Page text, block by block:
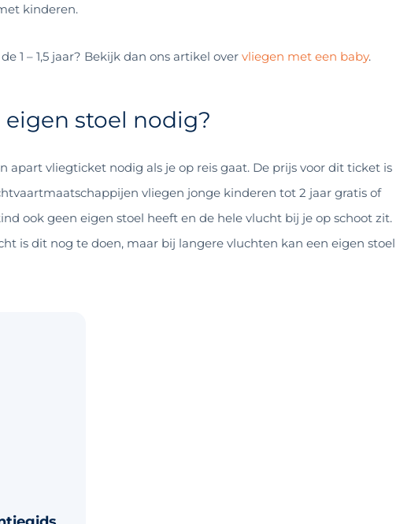
kinderen.
1 – 1,5 jaar? Bekijk dan ons artikel over vliegen met een baby.
stoel nodig?
apart vliegticket nodig als je op reis gaat. De prijs voor dit ticket is
vliegen jonge kinderen tot 2 jaar gratis of
ook geen eigen stoel heeft en de hele vlucht bij je op schoot zit.
is dit nog te doen, maar bij langere vluchten kan een eigen stoel